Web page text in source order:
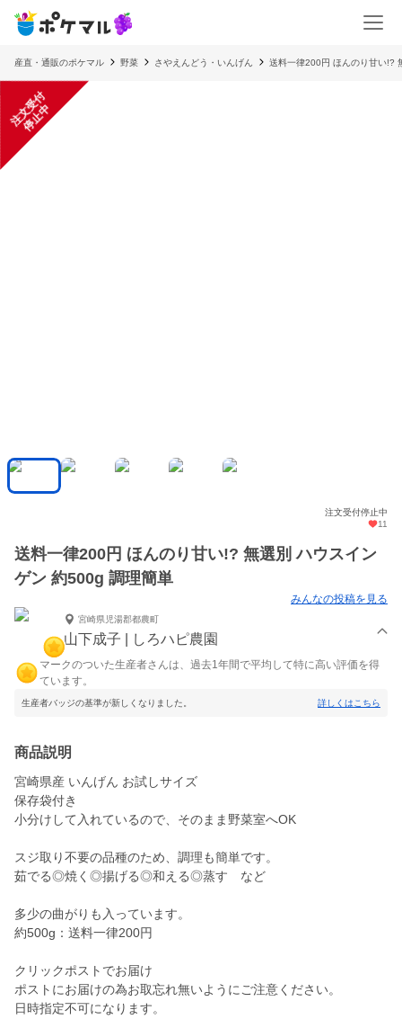
産直・通販のポケマル 野菜 さやえんどう・いんげん 送料一律200円 ほんのり甘い!?
注
文
受
付
停
止
中
注文受付停止中
11
送料一律200円 ほんのり甘い!? 無選別 ハウスイン
ゲン 約500g 調理簡単
みんなの投稿を見る
宮崎県児湯郡都農町
山下成子 | しろハピ農園
マークのついた生産者さんは、過去1年間で平均して特に高い評価を得
ています。
生産者バッジの基準が新しくなりました。 詳しくはこちら
商品説明
宮崎県産 いんげん お試しサイズ
保存袋付き
小分けして入れているので、そのまま野菜室へOK
スジ取り不要の品種のため、調理も簡単です。
茹でる◎焼く◎揚げる◎和える◎蒸す など
多少の曲がりも入っています。
約500g：送料一律200円
クリックポストでお届け
ポストにお届けの為お取忘れ無いようにご注意ください。
日時指定不可になります。